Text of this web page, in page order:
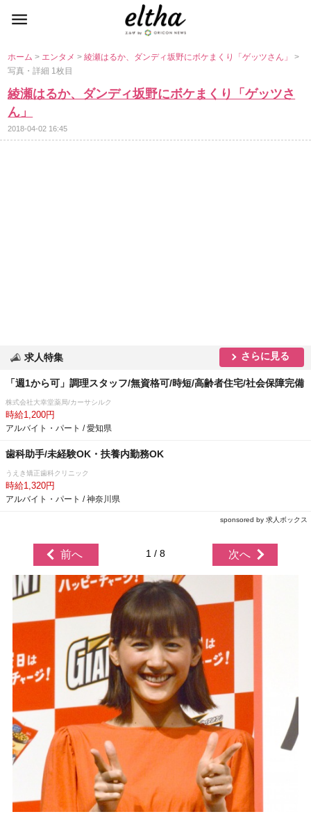
ホーム> エンタメ>綾瀬はるか、ダンディ坂野にボケまくり「ゲッツさん」>
写真・詳細 1枚目
綾瀬はるか、ダンディ坂野にボケまくり「ゲッツさ
ん」
2018-04-02 16:45
求人特集 さらに見る
「週1から可」調理スタッフ/無資格可/時短/高齢者住宅/社会保障完備
株式会社大幸堂薬局/カーサシルク
時給1,200円
アルバイト・パート / 愛知県
歯科助手/未経験OK・扶養内勤務OK
うえき矯正歯科クリニック
時給1,320円
アルバイト・パート / 神奈川県
sponsored by 求人ボックス
前へ 1 / 8 次へ